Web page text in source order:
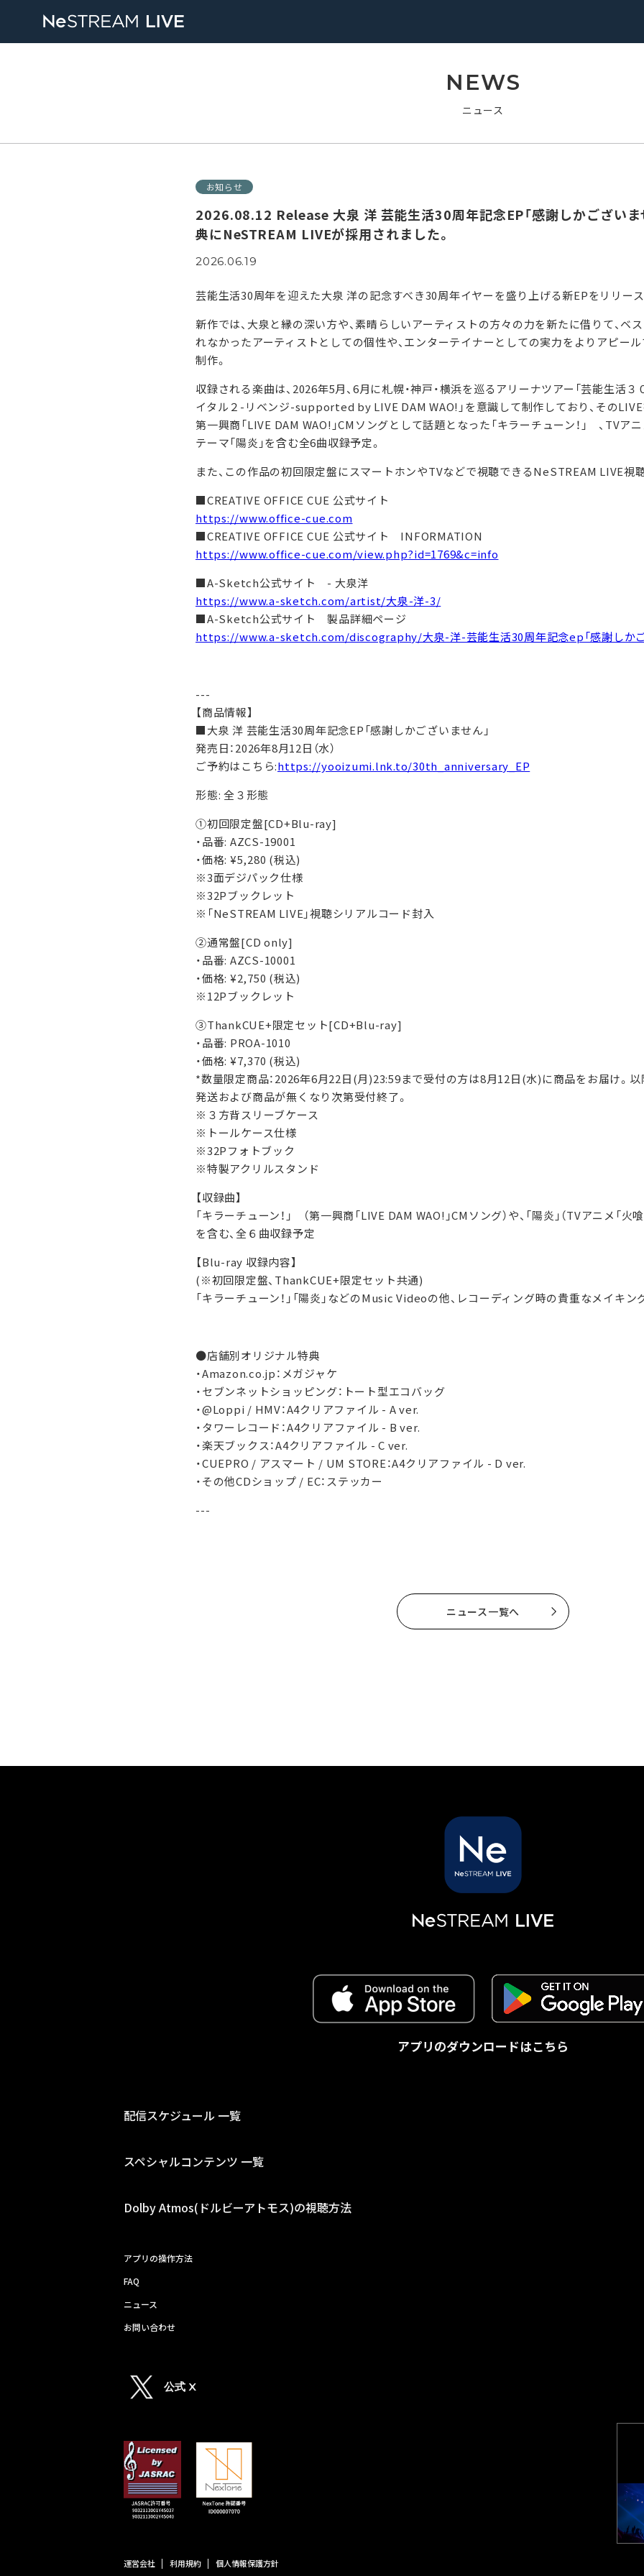
NEWS
ニュース
お知らせ
2026.08.12 Release 大泉 洋 芸能生活30周年記念EP「感謝しかございま
典にNeSTREAM LIVEが採用されました。
2026.06.19
芸能生活30周年を迎えた大泉 洋の記念すべき30周年イヤーを盛り上げる新EPをリリース
新作では、大泉と縁の深い方や、素晴らしいアーティストの方々の力を新たに借りて、ベ
れなかったアーティストとしての個性や、エンターテイナーとしての実力をよりアピー
制作。
収録される楽曲は、2026年5月、6月に札幌・神戸・横浜を巡るアリーナツアー「芸能生活３
イタル２-リベンジ-supported by LIVE DAM WAO!」を意識して制作しており、そのLIVE
第一興商「LIVE DAM WAO!」CMソングとして話題となった「キラーチューン！」 、TVア
テーマ「陽炎」を含む全6曲収録予定。
また、この作品の初回限定盤にスマートホンやTVなどで視聴できるNeSTREAM LIVE視
■CREATIVE OFFICE CUE 公式サイト
https://www.office-cue.com
■CREATIVE OFFICE CUE 公式サイト INFORMATION
https://www.office-cue.com/view.php?id=1769&c=info
■A-Sketch公式サイト - 大泉洋
https://www.a-sketch.com/artist/大泉-洋-3/
■A-Sketch公式サイト 製品詳細ページ
https://www.a-sketch.com/discography/大泉-洋-芸能生活30周年記念ep「感謝しか
---
【商品情報】
■大泉 洋 芸能生活30周年記念EP「感謝しかございません」
発売日：2026年8月12日（水）
ご予約はこちら:https://yooizumi.lnk.to/30th_anniversary_EP
形態: 全３形態
①初回限定盤[CD+Blu-ray]
・品番: AZCS-19001
・価格: ¥5,280 (税込)
※3面デジパック仕様
※32Pブックレット
※「NeSTREAM LIVE」視聴シリアルコード封入
②通常盤[CD only]
・品番: AZCS-10001
・価格: ¥2,750 (税込)
※12Pブックレット
③ThankCUE+限定セット[CD+Blu-ray]
・品番: PROA-1010
・価格: ¥7,370 (税込)
*数量限定商品：2026年6月22日(月)23:59まで受付の方は8月12日(水)に商品をお届け。
発送および商品が無くなり次第受付終了。
※３方背スリーブケース
※トールケース仕様
※32Pフォトブック
※特製アクリルスタンド
【収録曲】
「キラーチューン！」 （第一興商「LIVE DAM WAO!」CMソング）や、「陽炎」（TVアニメ「火
を含む、全６曲収録予定
【Blu-ray 収録内容】
(※初回限定盤、ThankCUE+限定セット共通)
「キラーチューン！」「陽炎」などのMusic Videoの他、レコーディング時の貴重なメイキ
●店舗別オリジナル特典
・Amazon.co.jp：メガジャケ
・セブンネットショッピング：トート型エコバッグ
・@Loppi / HMV：A4クリアファイル - A ver.
・タワーレコード：A4クリアファイル - B ver.
・楽天ブックス：A4クリアファイル - C ver.
・CUEPRO / アスマート / UM STORE：A4クリアファイル - D ver.
・その他CDショップ / EC：ステッカー
---
ニュース一覧へ
アプリのダウンロードはこちら
配信スケジュール 一覧
スペシャルコンテンツ 一覧
Dolby Atmos(ドルビーアトモス)の視聴方法
アプリの操作方法
FAQ
ニュース
お問い合わせ
公式 X
運営会社 利用規約 個人情報保護方針